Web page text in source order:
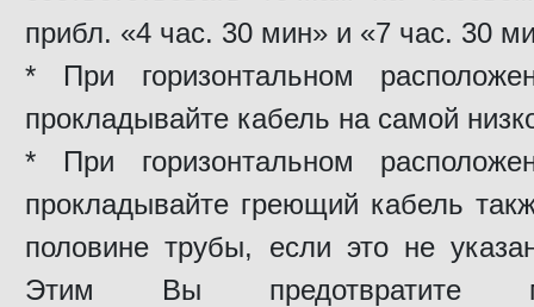
прибл. «4 час. 30 мин» и «7 час. 30
* При горизонтальном
прокладывайте кабель на самой
* При горизонтальном
прокладывайте греющий кабель
половине трубы, если это не
Этим Вы предотвратите